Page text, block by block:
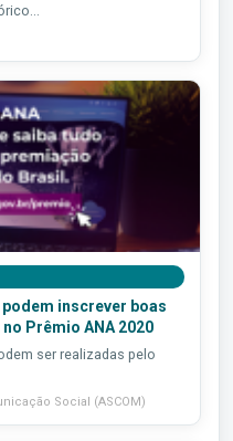
inscrever boas
Prêmio ANA 2020
ser realizadas pelo
Social (ASCOM)